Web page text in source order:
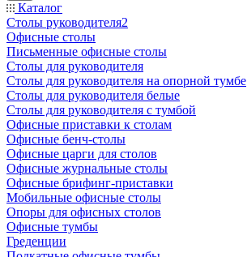
Каталог
Столы руководителя2
Офисные столы
Письменные офисные столы
Столы для руководителя
Столы для руководителя на опорной тумбе
Столы для руководителя белые
Столы для руководителя с тумбой
Офисные приставки к столам
Офисные бенч-столы
Офисные царги для столов
Офисные журнальные столы
Офисные брифинг-приставки
Мобильные офисные столы
Опоры для офисных столов
Офисные тумбы
Греденции